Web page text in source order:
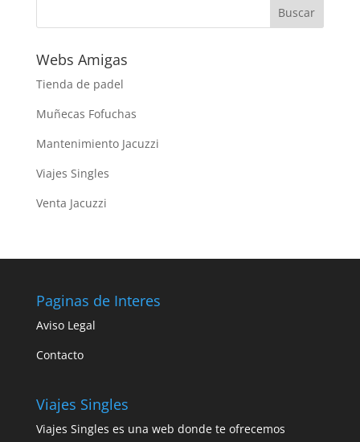
Webs Amigas
Tienda de padel
Muñecas Fofuchas
Mantenimiento Jacuzzi
Viajes Singles
Venta Jacuzzi
Paginas de Interes
Aviso Legal
Contacto
Viajes Singles
Viajes Singles es una web donde te ofrecemos